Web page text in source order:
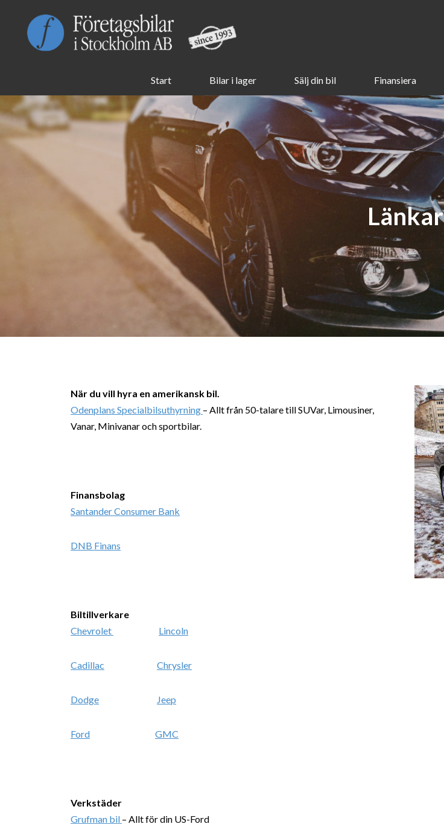
Start Bilar i lager Sälj din bil Finansiera
Länkar
När du vill hyra en amerikansk bil.
Odenplans Specialbilsuthyrning – Allt från 50-talare till SUVar, Limousiner,
Vanar, Minivanar och sportbilar.
Finansbolag
Santander Consumer Bank
DNB Finans
Biltillverkare
Chevrolet
Lincoln
Cadillac Chrysler
Dodge Jeep
Ford GMC
Verkstäder
Grufman bil – Allt för din US-Ford